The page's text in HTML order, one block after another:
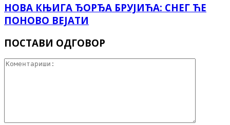
НОВА КЊИГА ЂОРЂА БРУЈИЋА: СНЕГ ЋЕ
ПОНОВО ВЕЈАТИ
ПОСТАВИ ОДГОВОР